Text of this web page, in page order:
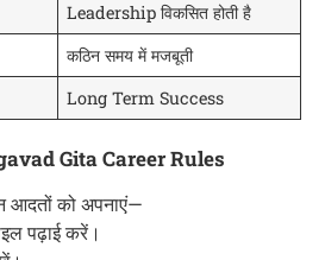
Leadership विकसित होती है
कठिन समय में मजबूती
Long Term Success
Gita Career Rules
आदतों को अपनाएं—
पढ़ाई करें।